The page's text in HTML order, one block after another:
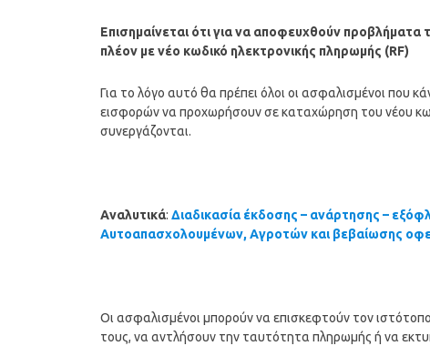
Επισημαίνεται ότι για να αποφευχθούν
πλέον με νέο κωδικό ηλεκτρονικής πληρωμής (RF)
Για το λόγο αυτό θα πρέπει όλοι οι ασφαλισμένοι που
εισφορών να προχωρήσουν σε καταχώρηση του νέου
συνεργάζονται.
Αναλυτικά: Διαδικασία έκδοσης – ανάρτησης –
Αυτοαπασχολουμένων, Αγροτών και βεβαίωσης
Οι ασφαλισμένοι μπορούν να επισκεφτούν τον
τους, να αντλήσουν την ταυτότητα πληρωμής ή να